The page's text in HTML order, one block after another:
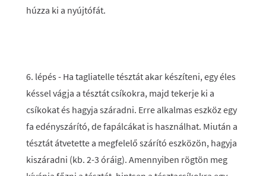
húzza ki a nyújtófát.
6. lépés - Ha tagliatelle tésztát akar készíteni, egy éles
késsel vágja a tésztát csíkokra, majd tekerje ki a
csíkokat és hagyja száradni. Erre alkalmas eszköz egy
fa edényszárító, de fapálcákat is használhat. Miután a
tésztát átvetette a megfelelő szárító eszközön, hagyja
kiszáradni (kb. 2-3 óráig). Amennyiben rögtön meg